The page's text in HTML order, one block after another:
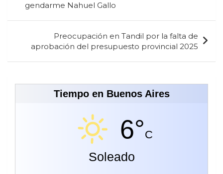
entradas
gendarme Nahuel Gallo
Preocupación en Tandil por la falta de
aprobación del presupuesto provincial 2025
Tiempo en Buenos Aires
6°C
Soleado